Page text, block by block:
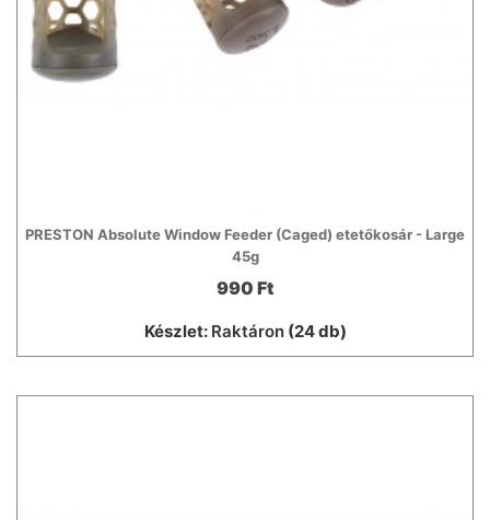
PRESTON Absolute Window Feeder (Caged) etetőkosár - Large
45g
990 Ft
Készlet: Raktáron(24 db)